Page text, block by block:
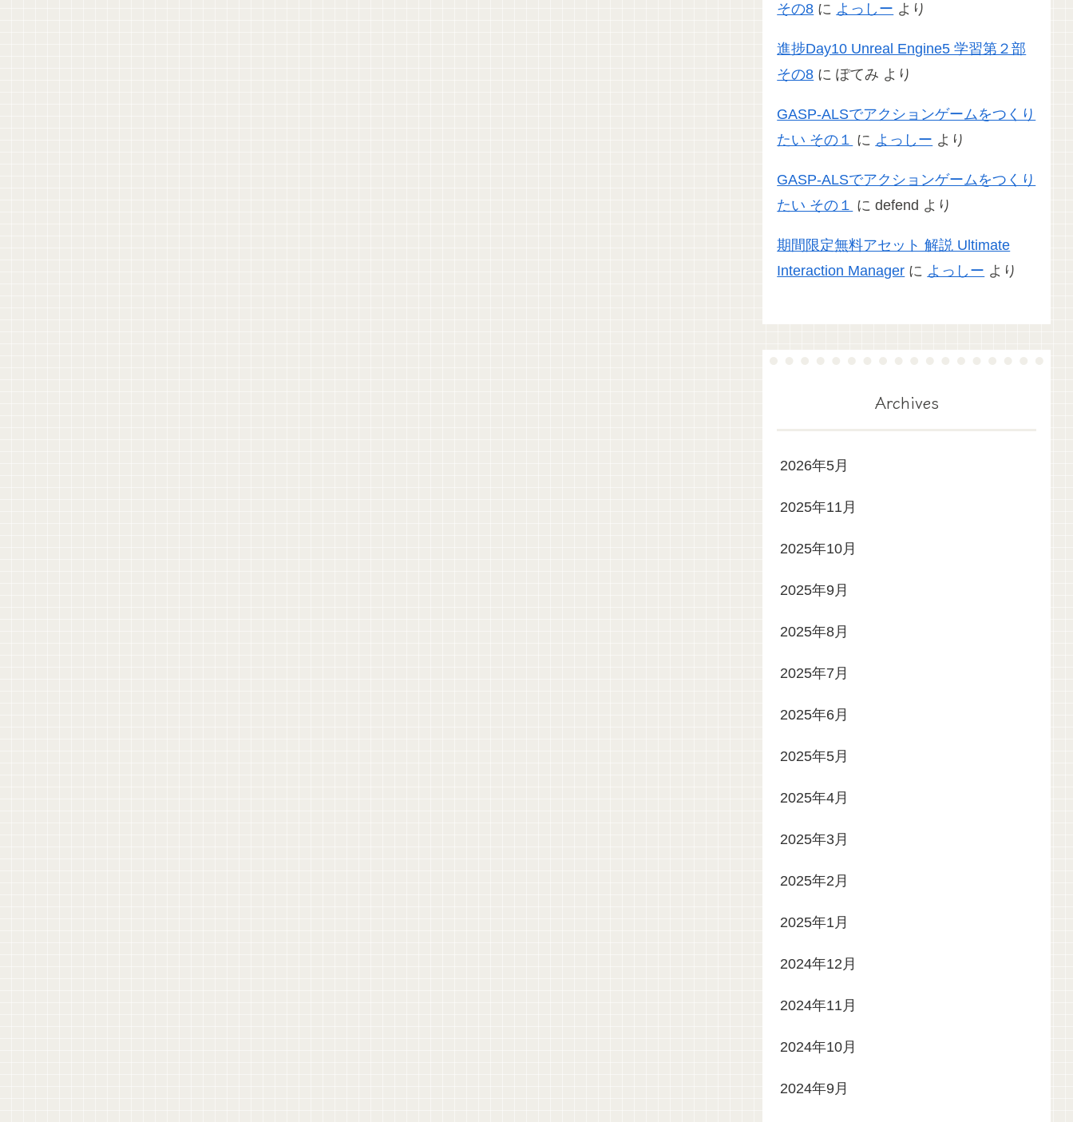
その8 に よっしー より
進捗Day10 Unreal Engine5 学習第２部
その8 にぽてみ より
GASP-ALSでアクションゲームをつくり
たい その１ に よっしー より
GASP-ALSでアクションゲームをつくり
たい その１ にdefend より
期間限定無料アセット 解説 Ultimate
Interaction Manager に よっしー より
Archives
2026年5月
2025年11月
2025年10月
2025年9月
2025年8月
2025年7月
2025年6月
2025年5月
2025年4月
2025年3月
2025年2月
2025年1月
2024年12月
2024年11月
2024年10月
2024年9月